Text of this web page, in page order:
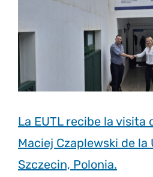
La EUTL recibe la visita
Maciej Czaplewski de
Szczecin, Polonia.